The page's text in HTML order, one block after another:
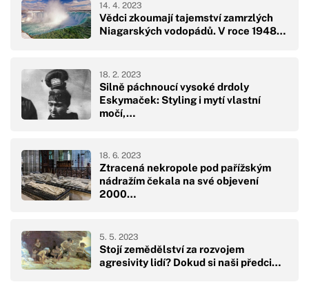
Vědci zkoumají tajemství zamrzlých
Niagarských vodopádů. V roce 1948…
14. 4. 2023
Silně páchnoucí vysoké drdoly
Eskymaček: Styling i mytí vlastní
močí,…
18. 2. 2023
Ztracená nekropole pod pařížským
nádražím čekala na své objevení
2000…
18. 6. 2023
Stojí zemědělství za rozvojem
agresivity lidí? Dokud si naši předci…
5. 5. 2023